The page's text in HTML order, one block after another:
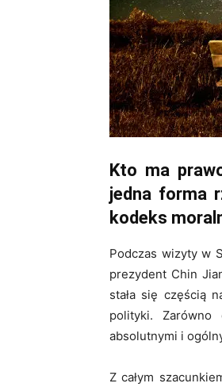
Kto ma
jedna forma
kodeks
Podczas wizyty w
prezydent Chin
stała się częścią
polityki. Zarówno
absolutnymi i
Z całym